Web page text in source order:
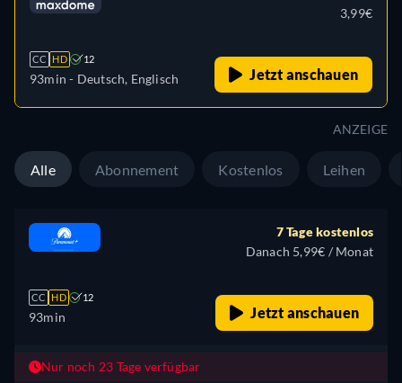
CC HD 12
93min - Deutsch, Englisch
3,99€
Jetzt anschauen
ANZEIGE
Alle Abonnement Kostenlos Leihen
CC HD 12
93min
7 Tage kostenlos
Danach 5,99€ / Monat
Jetzt anschauen
Nur noch 23 Tage verfügbar